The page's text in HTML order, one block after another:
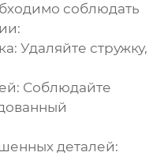
соблюдать
Удаляйте стружку,
Соблюдайте
деталей: